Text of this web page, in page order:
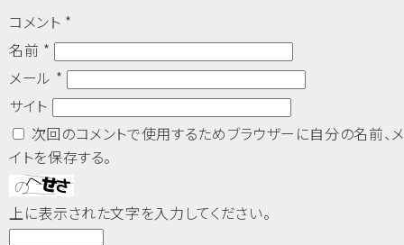
コメント *
名前 *
メール *
サイト
次回のコメントで使用するためブラウザーに自分の名前、
イトを保存する。
上に表示された文字を入力してください。